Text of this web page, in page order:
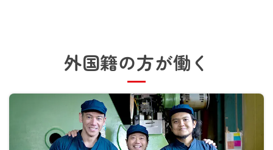
外国籍の方が働く